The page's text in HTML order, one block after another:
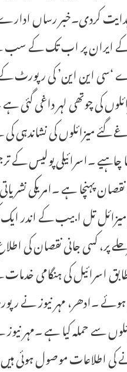
ہدایت کردی۔خبر رساں
کے ایران پر اب تک کے
‘سی این این’ کی رپورٹ
کی چوتھی لہر داغی گئی ہے
میزائلوں کی نشاندہی کی
۔اسرائیلی پولیس کے
نقصان پہنچا ہے ۔امریکی
تل ابیب کے اندر ایک
پر، کسی جانی نقصان کی
اسرائیل کی ہنگامی
معمولی زخمی ہوئے ۔ادھر،
سے حملہ کیا ہے ۔مہر نیوز